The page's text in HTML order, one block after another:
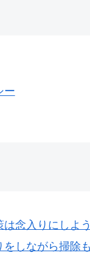
ー
は念入りにしよ
をしながら掃除